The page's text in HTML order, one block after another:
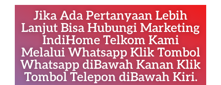
Jika Ada Pertanyaan Lebih
Lanjut Bisa Hubungi Marketing
IndiHome Telkom Kami
Melalui Whatsapp Klik Tombol
Whatsapp diBawah Kanan Klik
Tombol Telepon diBawah Kiri.